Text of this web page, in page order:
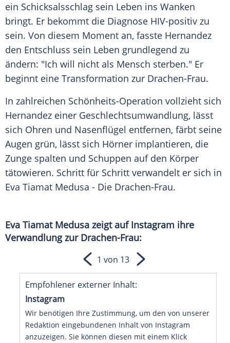
ein Schicksalsschlag sein Leben ins Wanken
bringt. Er bekommt die Diagnose HIV-positiv zu
sein. Von diesem Moment an, fasste Hernandez
den Entschluss sein Leben grundlegend zu
ändern: "Ich will nicht als Mensch sterben." Er
beginnt eine Transformation zur Drachen-Frau.
In zahlreichen Schönheits-Operation vollzieht sich
Hernandez einer Geschlechtsumwandlung, lässt
sich Ohren und Nasenflügel entfernen, färbt seine
Augen grün, lässt sich Hörner implantieren, die
Zunge spalten und Schuppen auf den Körper
tätowieren. Schritt für Schritt verwandelt er sich in
Eva Tiamat Medusa - Die Drachen-Frau.
Eva TiamatMedusa zeigt aufInstagram ihre
Verwandlung zur Drachen-Frau:
Empfohlener externer Inhalt:
Instagram
Wir benötigen Ihre Zustimmung, um den von unserer
Redaktion eingebundenen Inhalt von Instagram
anzuzeigen. Sie können diesen mit einem Klick
1 von 13